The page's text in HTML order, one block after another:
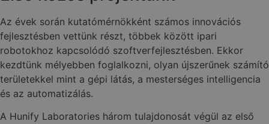
Az évek során kutatómérnökként számos innovációs
fejlesztésben vettünk részt, többek között ipari
robotokhoz kapcsolódó szoftverfejlesztésben. Ekkor
kezdtünk mélyebben foglalkozni, olyan újszerűnek számító
területekkel mint a gépi látás, a mesterséges intelligencia
és az automatizálás.
A Hunify Laboratories három tulajdonosát végül az első